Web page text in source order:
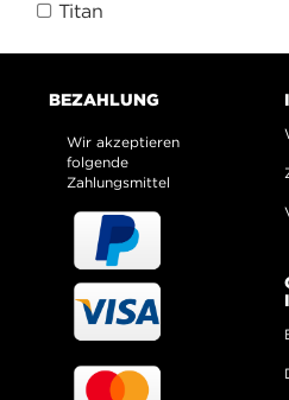
Titan
BEZAHLUNG
Wir akzeptieren
folgende
Zahlungsmittel